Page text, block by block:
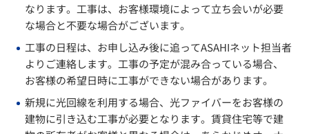
なります。工事は、お客様環境によって立ち会いが必要
な場合と不要な場合がございます。
工事の日程は、お申し込み後に追ってASAHIネット担当者
よりご連絡します。工事の予定が混み合っている場合、
お客様の希望日時に工事ができない場合があります。
新規に光回線を利用する場合、光ファイバーをお客様の
建物に引き込む工事が必要となります。賃貸住宅等で建